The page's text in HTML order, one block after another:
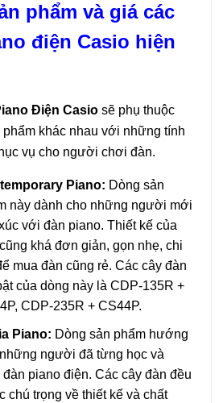
phẩm và giá các
điện Casio hiện
Điện Casiosẽ phụ thuộc
khác nhau với những tính
vụ cho người chơi đàn.
Piano: Dòng sản
này dành cho những người mới
với đàn piano. Thiết kế của
khá đơn giản, gọn nhẹ, chi
mua đàn cũng rẻ. Các cây đàn
của dòng này là CDP-135R +
CDP-235R + CS44P.
Piano: Dòng sản phẩm hướng
người đã từng học và
piano điện. Các cây đàn đều
chú trọng về thiết kế và chất